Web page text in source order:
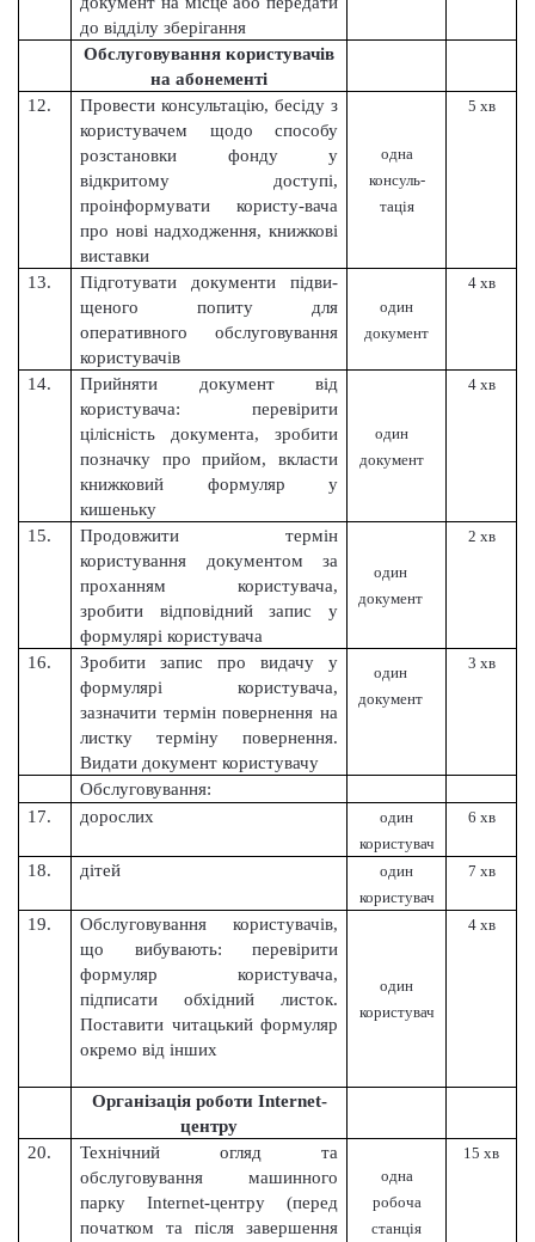
до відділу зберігання
Обслуговування користувачів
на абонементі
12.
Провести консультацію, бесіду з
користувачем щодо способу
розстановки фонду у
відкритому доступі,
проінформувати користу-вача
про нові надходження, книжкові
виставки
одна
консуль-
тація
5 хв
13.
Підготувати документи підви-
щеного попиту для
оперативного обслуговування
користувачів
один
документ
4 хв
14.
Прийняти документ від
користувача: перевірити
цілісність документа, зробити
позначку про прийом, вкласти
книжковий формуляр у
кишеньку
один
документ
4 хв
15.
Продовжити термін
користування документом за
проханням користувача,
зробити відповідний запис у
формулярі користувача
один
документ
2 хв
16.
Зробити запис про видачу у
формулярі користувача,
зазначити термін повернення на
листку терміну повернення.
Видати документ користувачу
один
документ
3 хв
Обслуговування:
17.
дорослих
один
користувач
6 хв
18. дітей
один
користувач
7 хв
19.
Обслуговування користувачів,
що вибувають: перевірити
формуляр користувача,
підписати обхідний листок.
Поставити читацький формуляр
окремо від інших
один
користувач
4 хв
Організація роботи Internet-
центру
20.
Технічний огляд та
обслуговування машинного
парку Internet-центру (перед
початком та після завершення
одна
робоча
станція
15 хв